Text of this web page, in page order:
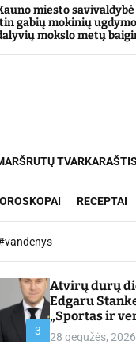
ugdymo programos
baigimo šventė
RECEPTAI
3
Atvirų durų
Edgaru
„Sportas ir
partnerystės,
kuria vertę“ –
28 gegužės, 2026